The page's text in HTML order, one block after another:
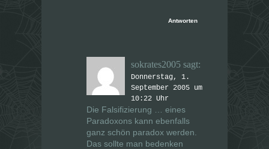
Antworten
sokrates2005 sagt:
Donnerstag, 1.
September 2005 um
10:22 Uhr
Die Falsifizierung … eines
Paradoxons kann ebenfalls
ganz schön paradox werden.
Das sollte man bedenken